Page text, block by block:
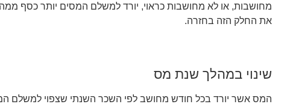
מחושבות, או לא מחושבות כראוי, יורד למשלם המסים יותר כסף
את החלק הזה בחזרה.
שינוי במהלך שנת מס
המס אשר יורד בכל חודש מחושב לפי השכר השנתי שצפוי למשלם